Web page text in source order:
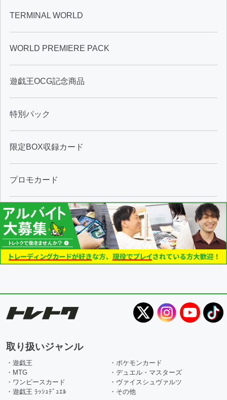
TERMINAL WORLD
WORLD PREMIERE PACK
遊戯王OCG記念商品
特別パック
限定BOX収録カード
プロモカード
取り扱いジャンル
・遊戯王
・ポケモンカード
・MTG
・デュエル・マスターズ
・ワンピースカード
・ヴァイスシュヴァルツ
・遊戯王 ﾗｯｼｭﾃﾞｭｴﾙ
・その他